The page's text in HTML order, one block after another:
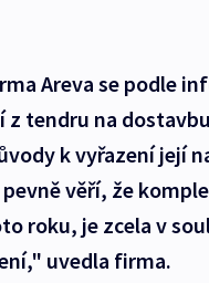
Areva se podle
tendru na
k vyřazení její
pevně věří, že
roku, je zcela v
uvedla firma.